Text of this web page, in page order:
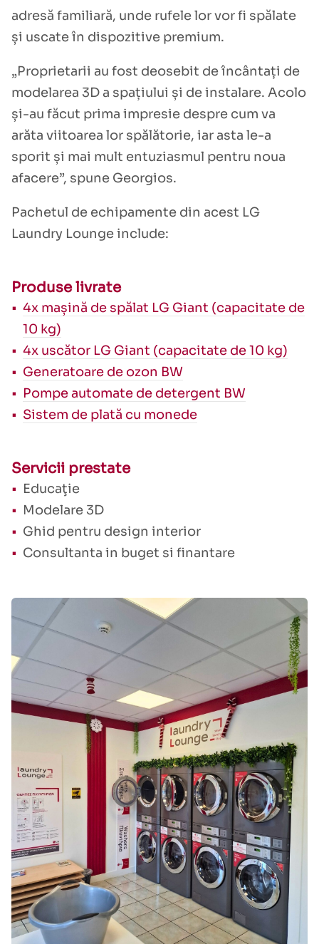
adresă familiară, unde rufele lor vor fi spălate
și uscate în dispozitive premium.
„Proprietarii au fost deosebit de încântați de
modelarea 3D a spațiului și de instalare. Acolo
și-au făcut prima impresie despre cum va
arăta viitoarea lor spălătorie, iar asta le-a
sporit și mai mult entuziasmul pentru noua
afacere”, spune Georgios.
Pachetul de echipamente din acest LG
Laundry Lounge include:
Produse livrate
4x mașină de spălat LG Giant (capacitate de
10 kg)
4x uscător LG Giant (capacitate de 10 kg)
Generatoare de ozon BW
Pompe automate de detergent BW
Sistem de plată cu monede
Servicii prestate
Educaţie
Modelare 3D
Ghid pentru design interior
Consultanta in buget si finantare